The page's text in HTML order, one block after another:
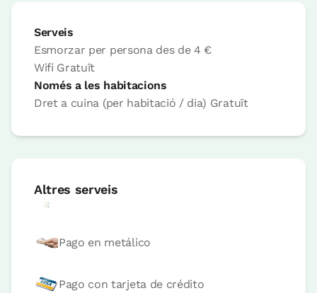
Preu habitació des de
Opcions:1 - 2 o 3 PAX
habitació
Habitació - 1 llit gran
Serveis
Esmorzar per persona des de 4 €
Wifi Gratuït
Només a les habitacions
Dret a cuina (per habitació / dia) Gratuït
Altres serveis
Pago en metálico
Pago con tarjeta de crédito